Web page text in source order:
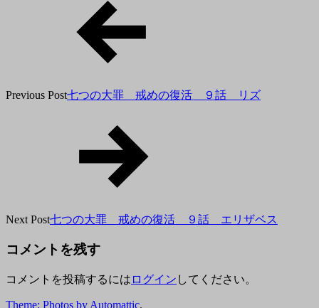
Previous Post七つの大罪 戒めの復活 ９話 リズ
Next Post七つの大罪 戒めの復活 ９話 エリザベス
コメントを残す
コメントを投稿するには ログイン してください。
Theme: Photos by Automattic.